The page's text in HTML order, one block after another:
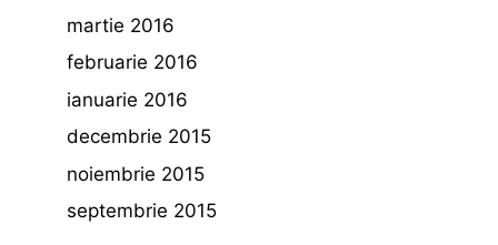
martie 2016
februarie 2016
ianuarie 2016
decembrie 2015
noiembrie 2015
septembrie 2015